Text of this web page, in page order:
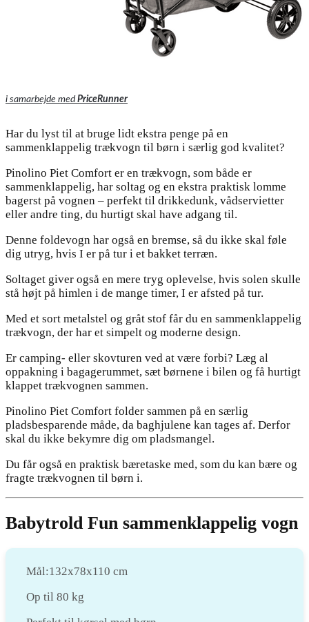
i samarbejde med PriceRunner
Har du lyst til at bruge lidt ekstra penge på en
sammenklappelig trækvogn til børn i særlig god kvalitet?
Pinolino Piet Comfort er en trækvogn, som både er
sammenklappelig, har soltag og en ekstra praktisk lomme
bagerst på vognen – perfekt til drikkedunk, vådservietter
eller andre ting, du hurtigt skal have adgang til.
Denne foldevogn har også en bremse, så du ikke skal føle
dig utryg, hvis I er på tur i et bakket terræn.
Soltaget giver også en mere tryg oplevelse, hvis solen skulle
stå højt på himlen i de mange timer, I er afsted på tur.
Med et sort metalstel og gråt stof får du en sammenklappelig
trækvogn, der har et simpelt og moderne design.
Er camping- eller skovturen ved at være forbi? Læg al
oppakning i bagagerummet, sæt børnene i bilen og få hurtigt
klappet trækvognen sammen.
Pinolino Piet Comfort folder sammen på en særlig
pladsbesparende måde, da baghjulene kan tages af. Derfor
skal du ikke bekymre dig om pladsmangel.
Du får også en praktisk bæretaske med, som du kan bære og
fragte trækvognen til børn i.
Babytrold Fun sammenklappelig vogn
Mål:132x78x110 cm
Op til 80 kg